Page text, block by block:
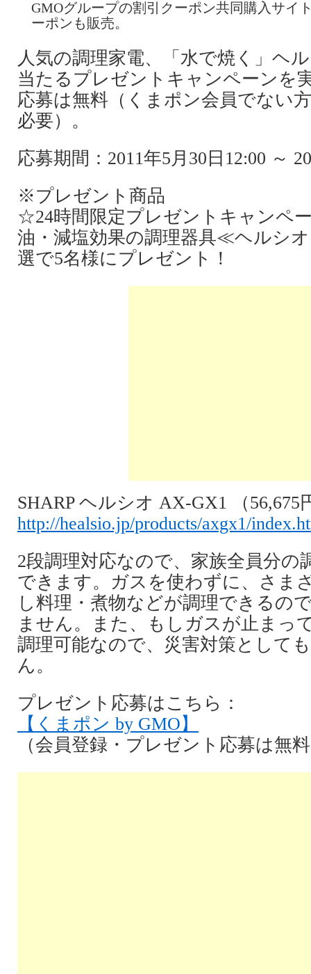
GMOグループの割引クーポン共同購入サイ
ーポンも販売。
人気の調理家電、「水で焼く」ヘ
当たるプレゼントキャンペーンを
応募は無料（くまポン会員でない
必要）。
応募期間：2011年5月30日12:00 ～
※プレゼント商品
☆24時間限定プレゼントキャンペ
油・減塩効果の調理器具≪ヘルシ
選で5名様にプレゼント！
SHARP ヘルシオ AX-GX1 （56,675
http://healsio.jp/products/axgx1/
2段調理対応なので、家族全員分の
できます。ガスを使わずに、さま
し料理・煮物などが調理できるの
ません。また、もしガスが止まっ
調理可能なので、災害対策として
ん。
プレゼント応募はこちら：
【くまポン by GMO】
（会員登録・プレゼント応募は無